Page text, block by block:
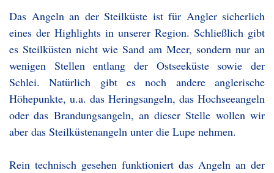
Das Angeln an der Steilküste ist für Angler sicherlich
eines der Highlights in unserer Region. Schließlich gibt
es Steilküsten nicht wie Sand am Meer, sondern nur an
wenigen Stellen entlang der Ostseeküste sowie der
Schlei. Natürlich gibt es noch andere anglerische
Höhepunkte, u.a. das Heringsangeln, das Hochseeangeln
oder das Brandungsangeln, an dieser Stelle wollen wir
aber das Steilküstenangeln unter die Lupe nehmen.
Rein technisch gesehen funktioniert das Angeln an der